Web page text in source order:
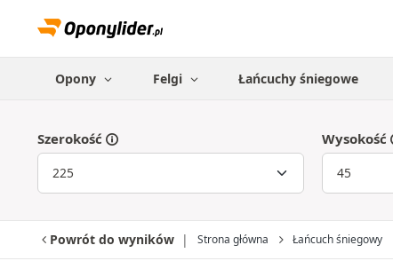
Opony Felgi Łańcuchy śniegowe
Szerokość Wysokość
Powrót do wyników Strona główna Łańcuch śniegowy